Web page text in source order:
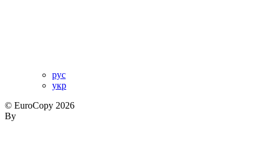
рус
укр
© EuroCopy 2026
By